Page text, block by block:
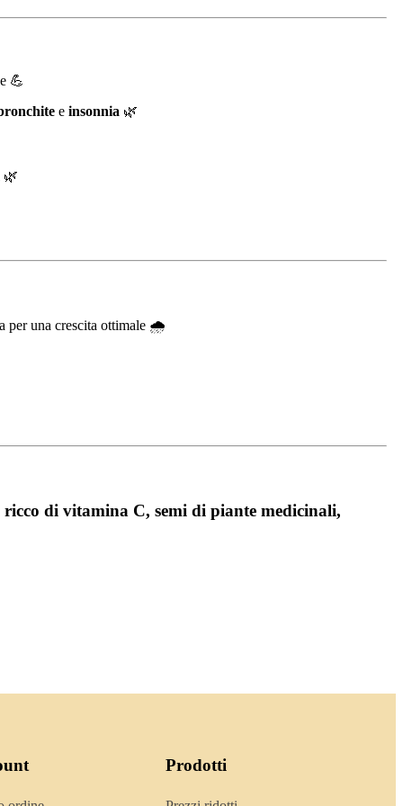
💪
e insonnia 🌿
🌿
per una crescita ottimale 🌧️
di vitamina C, semi di piante medicinali,
Prodotti